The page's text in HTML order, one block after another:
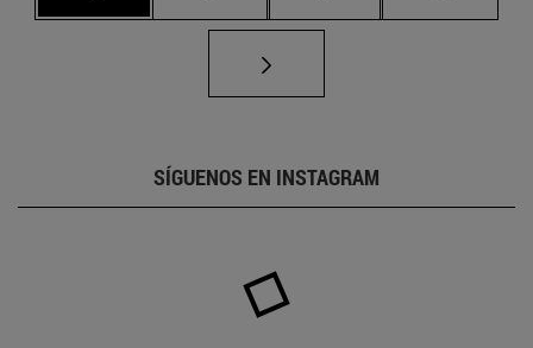
SÍGUENOS EN INSTAGRAM